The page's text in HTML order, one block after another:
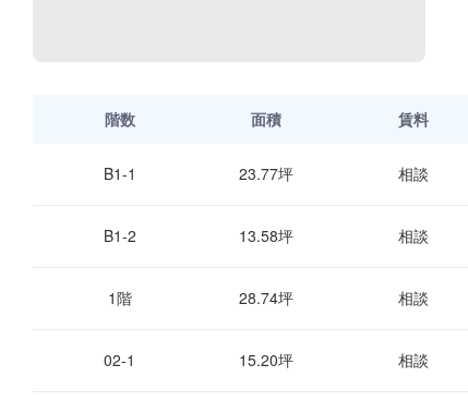
階数 面積 賃料
B1-1 23.77坪 相談
B1-2 13.58坪 相談
1階 28.74坪 相談
02-1 15.20坪 相談